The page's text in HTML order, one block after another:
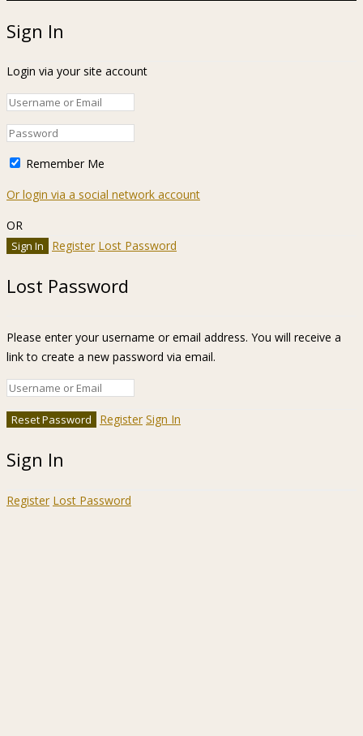
Sign In
Login via your site account
Remember Me
Or login via a social network account
OR
Register Lost Password
Lost Password
Please enter your username or email address. You will receive a
link to create a new password via email.
Register Sign In
Sign In
Register Lost Password